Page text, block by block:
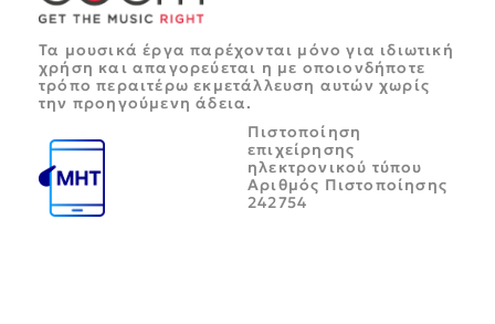
Τα μουσικά έργα παρέχονται μόνο για ιδιωτική
χρήση και απαγορεύεται η με οποιονδήποτε
τρόπο περαιτέρω εκμετάλλευση αυτών χωρίς
την προηγούμενη άδεια.
Πιστοποίηση
επιχείρησης
ηλεκτρονικού τύπου
Αριθμός Πιστοποίησης
242754